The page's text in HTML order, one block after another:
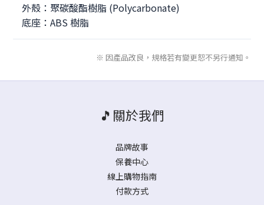
外殼：聚碳酸酯樹脂 (Polycarbonate)
底座：ABS 樹脂
※ 因產品改良，規格若有變更恕不另行通知。
🎵關於我們
品牌故事
保養中心
線上購物指南
付款方式